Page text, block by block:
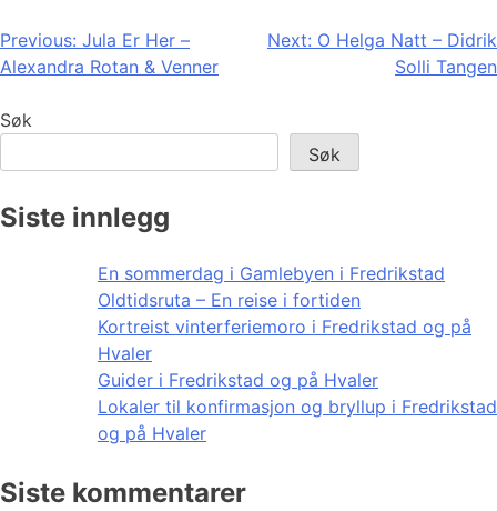
Innleggsnavigasjon
Previous: Jula Er Her –
Alexandra Rotan & Venner
Next: O Helga Natt – Didrik
Solli Tangen
Søk
Søk
Siste innlegg
En sommerdag i Gamlebyen i Fredrikstad
Oldtidsruta – En reise i fortiden
Kortreist vinterferiemoro i Fredrikstad og på
Hvaler
Guider i Fredrikstad og på Hvaler
Lokaler til konfirmasjon og bryllup i Fredrikstad
og på Hvaler
Siste kommentarer